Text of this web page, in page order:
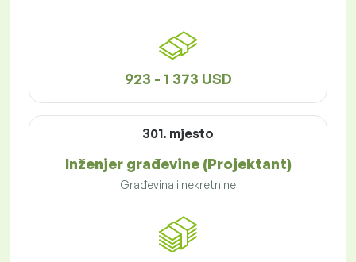
923 - 1 373 USD
301. mjesto
Inženjer građevine (Projektant)
Građevina i nekretnine